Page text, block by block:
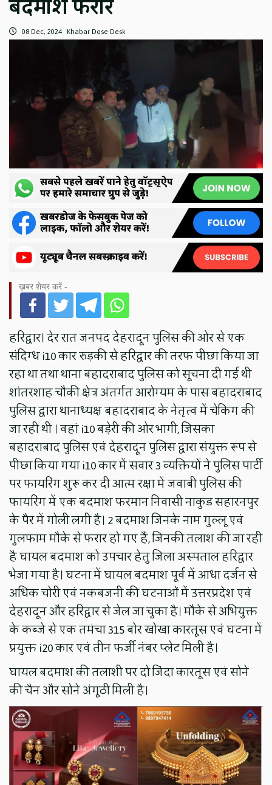
बदमाश फरार
08 Dec, 2024 Khabar Dose Desk
ख़बर शेयर करें -
हरिद्वार। देर रात जनपद देहरादून पुलिस की ओर से एक
संदिग्ध i10 कार रुड़की से हरिद्वार की तरफ पीछा किया जा
रहा था तथा थाना बहादराबाद पुलिस को सूचना दी गई थी
शांतरशाह चौकी क्षेत्र अंतर्गत आरोग्यम के पास बहादराबाद
पुलिस द्वारा थानाध्यक्ष बहादराबाद के नेतृत्व में चेकिंग की
जा रही थी । वहां i10 बड़ेरी की ओर भागी, जिसका
बहादराबाद पुलिस एवं देहरादून पुलिस द्वारा संयुक्त रूप से
पीछा किया गया i10 कार में सवार 3 व्यक्तियों ने पुलिस पार्टी
पर फायरिंग शुरू कर दी आत्म रक्षा में जवाबी पुलिस की
फायरिंग में एक बदमाश फरमान निवासी नाकुड सहारनपुर
के पैर में गोली लगी है। 2 बदमाश जिनके नाम गुल्लू एवं
गुलफाम मौके से फरार हो गए हैं, जिनकी तलाश की जा रही
है घायल बदमाश को उपचार हेतु जिला अस्पताल हरिद्वार
भेजा गया है। घटना में घायल बदमाश पूर्व में आधा दर्जन से
अधिक चोरी एवं नकबजनी की घटनाओं में उत्तरप्रदेश एवं
देहरादून और हरिद्वार से जेल जा चुका है। मौके से अभियुक्त
के कब्जे से एक तमंचा 315 बोर खोखा कारतूस एवं घटना में
प्रयुक्त i20 कार एवं तीन फर्जी नंबर प्लेट मिली है।
घायल बदमाश की तलाशी पर दो जिंदा कारतूस एवं सोने
की चैन और सोने अंगूठी मिली है।